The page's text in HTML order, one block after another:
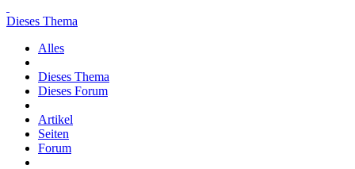
Dieses Thema
Alles
Dieses Thema
Dieses Forum
Artikel
Seiten
Forum